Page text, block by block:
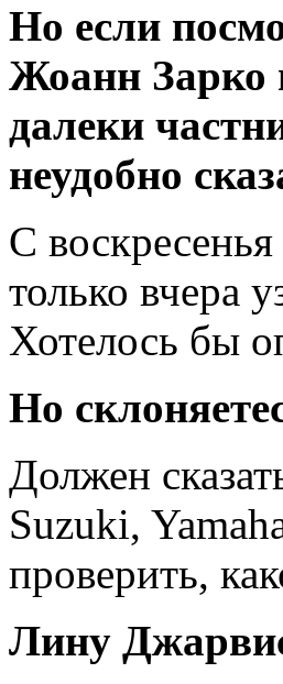
Но если
Жоанн Зарко
далеки
неудобно
С
только вчера
Хотелось бы
Но
Должен
Suzuki,
проверить,
Лину